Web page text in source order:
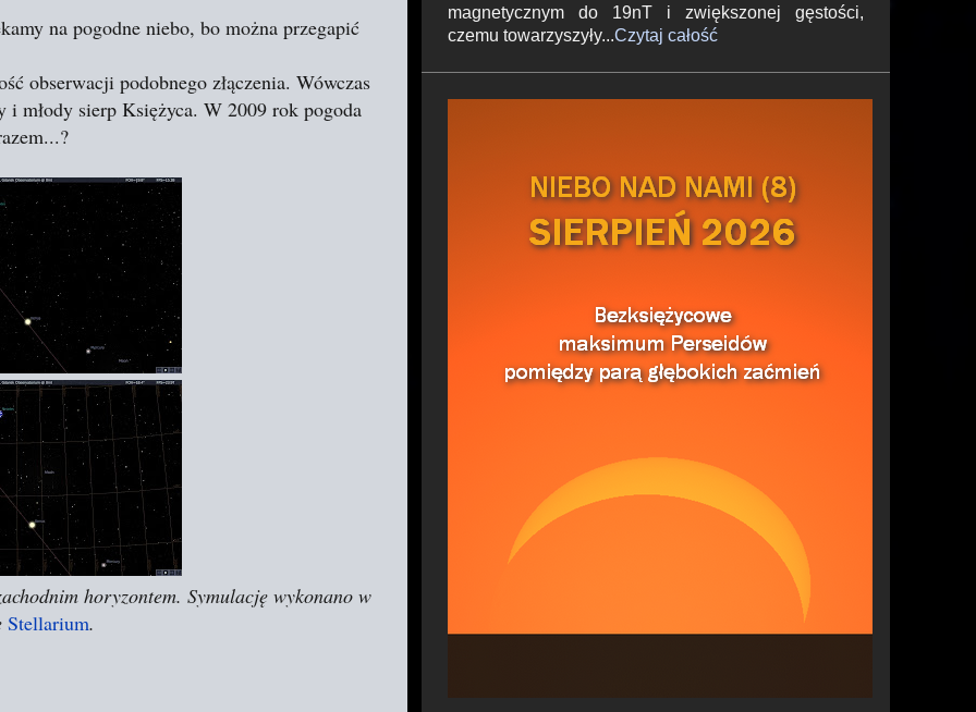
na pogodne niebo, bo można przegapić
obserwacji podobnego złączenia. Wówczas
młody sierp Księżyca. W 2009 rok pogoda
horyzontem. Symulację wykonano w
Stellarium.
magnetycznym do 19nT i zwiększonej gęstości,
czemu towarzyszyły...Czytaj całość